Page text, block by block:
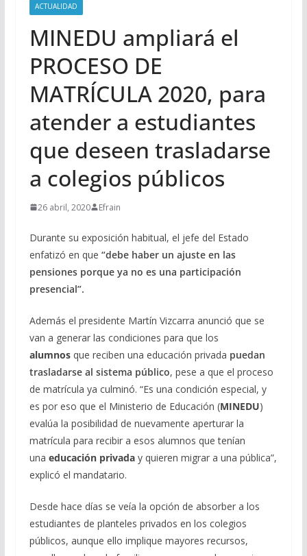
ACTUALIDAD
MINEDU ampliará el
PROCESO DE
MATRÍCULA 2020, para
atender a estudiantes
que deseen trasladarse
a colegios públicos
26 abril, 2020 Efrain
Durante su exposición habitual, el jefe del Estado
enfatizó en que “debe haber un ajuste en las
pensiones porque ya no es una participación
presencial”.
Además el presidente Martín Vizcarra anunció que se
van a generar las condiciones para que los
alumnos que reciben una educación privada puedan
trasladarse al sistema público, pese a que el proceso
de matrícula ya culminó. “Es una condición especial, y
es por eso que el Ministerio de Educación (MINEDU)
evalúa la posibilidad de nuevamente aperturar la
matrícula para recibir a esos alumnos que tenían
una educación privada y quieren migrar a una pública”,
explicó el mandatario.
Desde hace días se veía la opción de absorber a los
estudiantes de planteles privados en los colegios
públicos, aunque ello implique mayores recursos,